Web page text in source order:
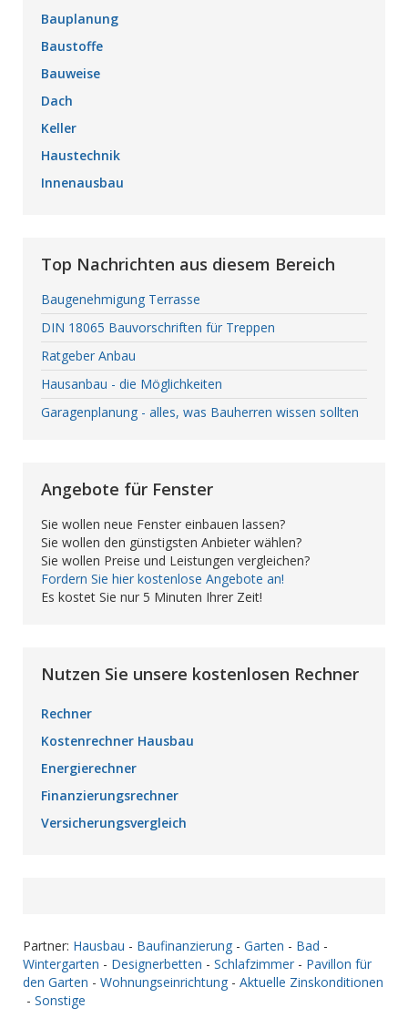
Bauplanung
Baustoffe
Bauweise
Dach
Keller
Haustechnik
Innenausbau
Top Nachrichten aus diesem Bereich
Baugenehmigung Terrasse
DIN 18065 Bauvorschriften für Treppen
Ratgeber Anbau
Hausanbau - die Möglichkeiten
Garagenplanung - alles, was Bauherren wissen sollten
Angebote für Fenster
Sie wollen neue Fenster einbauen lassen?
Sie wollen den günstigsten Anbieter wählen?
Sie wollen Preise und Leistungen vergleichen?
Fordern Sie hier kostenlose Angebote an!
Es kostet Sie nur 5 Minuten Ihrer Zeit!
Nutzen Sie unsere kostenlosen Rechner
Rechner
Kostenrechner Hausbau
Energierechner
Finanzierungsrechner
Versicherungsvergleich
Partner: Hausbau - Baufinanzierung - Garten - Bad -
Wintergarten - Designerbetten - Schlafzimmer - Pavillon für
den Garten - Wohnungseinrichtung - Aktuelle Zinskonditionen
- Sonstige